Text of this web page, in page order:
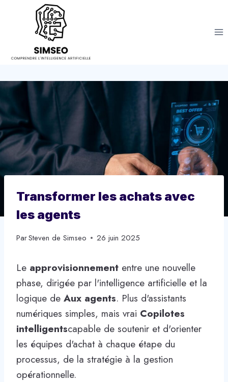
Transformer les achats avec
les agents
ParSteven de Simseo 26 juin 2025
Le approvisionnement entre une nouvelle
phase, dirigée par l'intelligence artificielle et la
logique de Aux agents. Plus d'assistants
numériques simples, mais vrai Copilotes
intelligentscapable de soutenir et d'orienter
les équipes d'achat à chaque étape du
processus, de la stratégie à la gestion
opérationnelle.